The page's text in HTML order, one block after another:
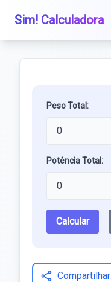
Sim! Calculadora
Peso Total:
Potência Total:
Calcular
Compartilhar